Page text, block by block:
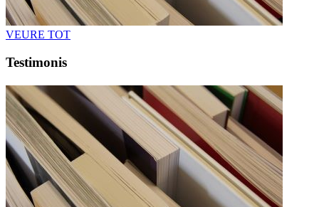
VEURE TOT
Testimonis